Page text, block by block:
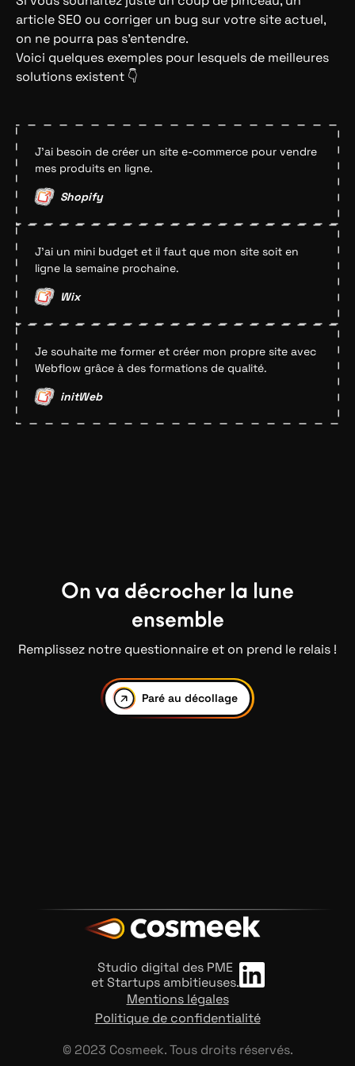
article SEO ou corriger un bug sur votre site actuel,
on ne pourra pas s’entendre.
Voici quelques exemples pour lesquels de meilleures
solutions existent 👇
J'ai besoin de créer un site e-commerce pour vendre
mes produits en ligne.
Shopify
J'ai un mini budget et il faut que mon site soit en
ligne la semaine prochaine.
Wix
Je souhaite me former et créer mon propre site avec
Webflow grâce à des formations de qualité.
initWeb
On va décrocher la lune
ensemble
Remplissez notre questionnaire et on prend le relais !
Paré au décollage
Studio digital des PME
et Startups ambitieuses.
© 2023 Cosmeek. Tous droits réservés.
Mentions légales
Politique de confidentialité